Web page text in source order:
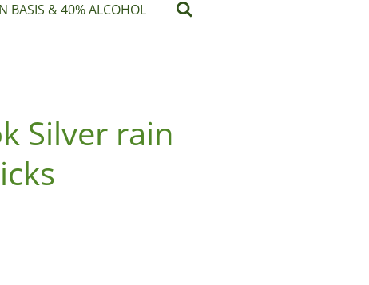
BASIS & 40% ALCOHOL
Silver rain